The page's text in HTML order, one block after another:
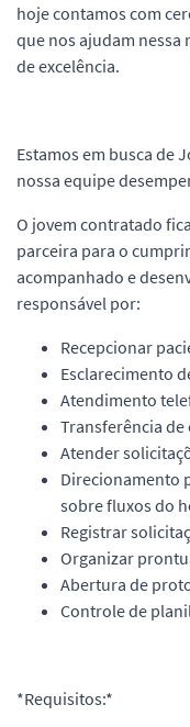
hoje contamos com
que nos ajudam
de excelência.
Estamos em busca de
nossa equipe
O jovem contratado
parceira para o
acompanhado e
responsável por:
Recepcionar
Esclarecimento
Atendimento
Transferência de
Atender
Direcionamento
sobre fluxos do
Registrar
Organizar
Abertura de
Controle de
*Requisitos:*